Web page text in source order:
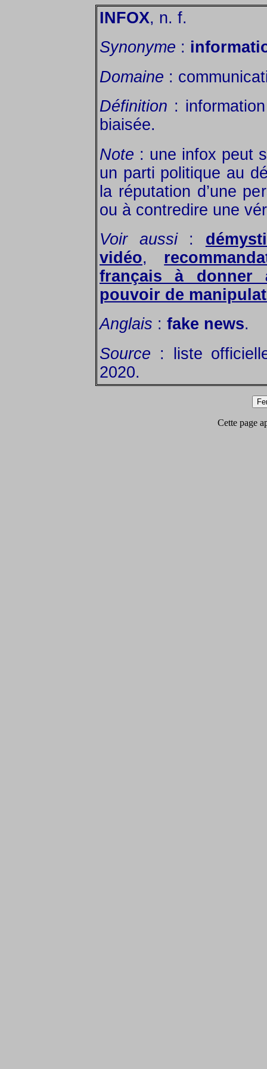
INFOX, n. f.
Synonyme :
Domaine :
Définition :
biaisée.
Note : une infox peut
un parti politique au
la réputation d’une
ou à contredire une
Voir aussi:
vidéo,
français à donner
pouvoir de
Anglais : fake news.
Source : liste
2020.
Cette page